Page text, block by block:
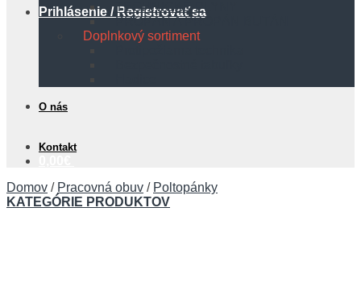
Prihlásenie / Registrovať sa
TECHNICKÉ PLYNY
PROPÁN A PROPÁN BUTÁN
Doplnkový sortiment
O nás
Kontakt
Domov / Pracovná obuv / Poltopánky
KATEGÓRIE PRODUKTOV